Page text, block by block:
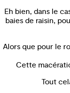
Eh bien, dans le
baies de raisin,
Alors que pour le
Cette
Tout